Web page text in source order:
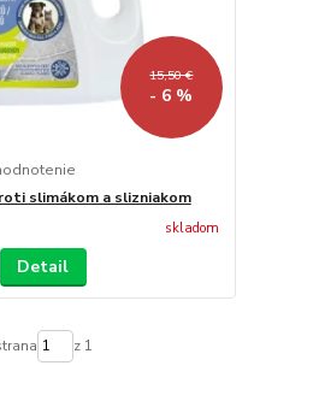
15,50 €
- 6 %
slimákom a slizniakom
skladom
Detail
z 1